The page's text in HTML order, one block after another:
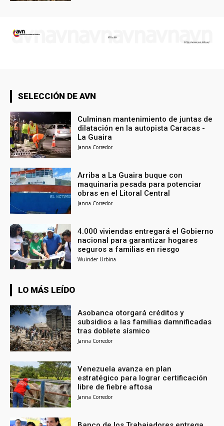
SELECCIÓN DE AVN
Culminan mantenimiento de juntas de
dilatación en la autopista Caracas -
La Guaira
Janna Corredor
Arriba a La Guaira buque con
maquinaria pesada para potenciar
obras en el Litoral Central
Janna Corredor
4.000 viviendas entregará el Gobierno
nacional para garantizar hogares
seguros a familias en riesgo
Wuinder Urbina
LO MÁS LEÍDO
Asobanca otorgará créditos y
subsidios a las familias damnificadas
tras doblete sísmico
Janna Corredor
Venezuela avanza en plan
estratégico para lograr certificación
libre de fiebre aftosa
Janna Corredor